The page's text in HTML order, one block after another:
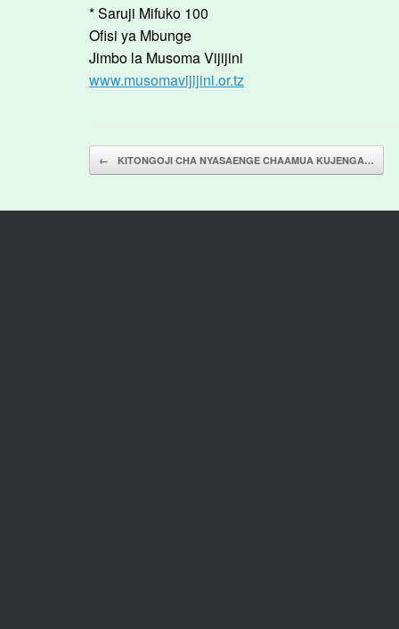
* Saruji Mifuko 100
Ofisi ya Mbunge
Jimbo la Musoma Vijijini
www.musomavijijini.or.tz
Post navigation
← KITONGOJI CHA NYASAENGE CHAAMUA KUJENGA…